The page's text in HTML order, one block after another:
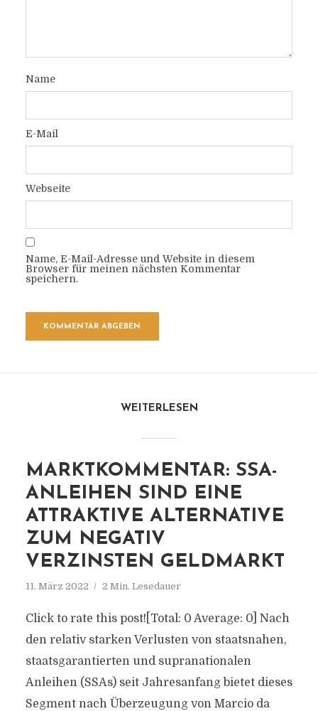
Name
E-Mail
Webseite
Name, E-Mail-Adresse und Website in diesem
Browser für meinen nächsten Kommentar
speichern.
WEITERLESEN
MARKTKOMMENTAR: SSA-
ANLEIHEN SIND EINE
ATTRAKTIVE ALTERNATIVE
ZUM NEGATIV
VERZINSTEN GELDMARKT
11. März 2022 2 Min. Lesedauer
Click to rate this post![Total: 0 Average: 0] Nach
den relativ starken Verlusten von staatsnahen,
staatsgarantierten und supranationalen
Anleihen (SSAs) seit Jahresanfang bietet dieses
Segment nach Überzeugung von Marcio da